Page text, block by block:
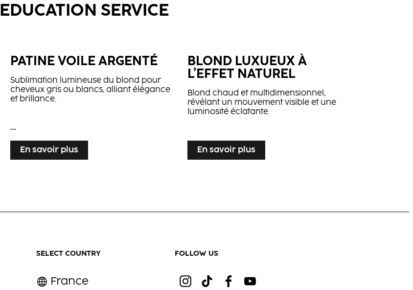
EDUCATION SERVICE
PATINE VOILE ARGENTÉ
Sublimation lumineuse du blond pour
cheveux gris ou blancs, alliant élégance
et brillance.
...
En savoir plus
BLOND LUXUEUX À
L’EFFET NATUREL
Blond chaud et multidimensionnel,
révélant un mouvement visible et une
luminosité éclatante.
...
En savoir plus
SELECT COUNTRY
France
FOLLOW US